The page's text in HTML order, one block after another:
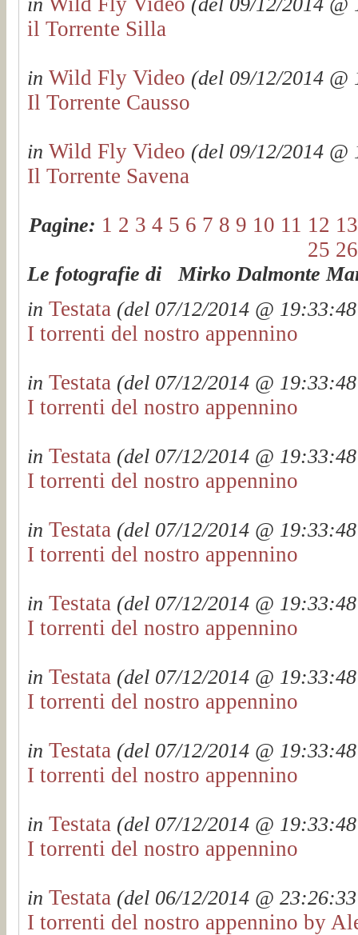
il Torrente Silla
in Wild Fly Video (del 09/12/2014
Il Torrente Causso
in Wild Fly Video (del 09/12/2014
Il Torrente Savena
Pagine: 1 2 3 4 5 6 7 8 9 10 11 12 13
25 26
Le fotografie di Mirko Dalmonte
in Testata (del 07/12/2014 @
I torrenti del nostro appennino
in Testata (del 07/12/2014 @
I torrenti del nostro appennino
in Testata (del 07/12/2014 @
I torrenti del nostro appennino
in Testata (del 07/12/2014 @
I torrenti del nostro appennino
in Testata (del 07/12/2014 @
I torrenti del nostro appennino
in Testata (del 07/12/2014 @
I torrenti del nostro appennino
in Testata (del 07/12/2014 @
I torrenti del nostro appennino
in Testata (del 07/12/2014 @
I torrenti del nostro appennino
in Testata (del 06/12/2014 @
I torrenti del nostro appennino by